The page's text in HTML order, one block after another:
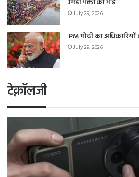
उमड़ी भक्तों की भीड़
July 29, 2026
PM मोदी का
July 29, 2026
टेक्नॉलजी